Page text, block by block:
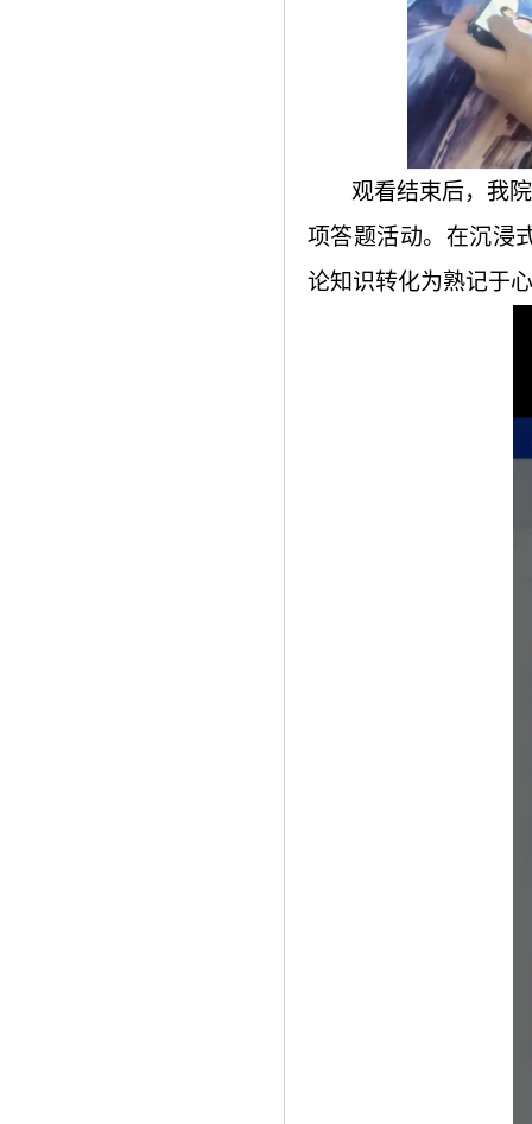
观看结束后，我
项答题活动。在沉浸
论知识转化为熟记于